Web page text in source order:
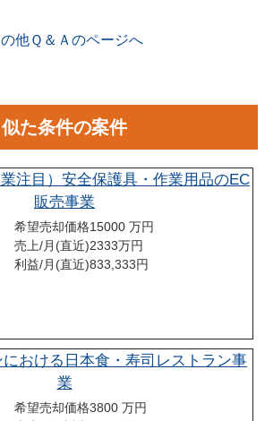
他Ｑ＆Ａのページへ
似た条件の案件
業注目）安全保護具・作業用品のEC
販売事業
希望売却価格15000 万円
売上/月(直近)2333万円
利益/月(直近)833,333円
おける日本食・寿司レストラン事
業
希望売却価格3800 万円